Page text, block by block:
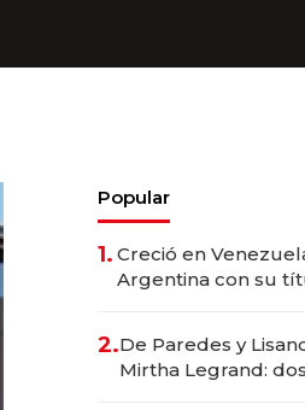
Popular
1. Creció en
Argentina con su
marcas "fast
2.De Paredes y
Mirtha Legrand: